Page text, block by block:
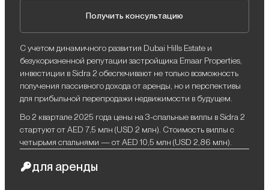
Получить консультацию
С учетом динамичного развития Dubai Hills Estate и
безукоризненной репутации застройщика Emaar Properties,
инвестиции в Sidra 2 обеспечивают не только возможность
получения пассивного дохода от аренды, но и перспективы
для прибыльной перепродажи недвижимости в будущем.
Во 2 квартале 2025 года цены на 3-спальные виллы в Sidra 2
стартуют от AED 7,5 млн (USD 2 млн). Стоимость виллы с
четырьмя спальнями — от AED 10,5 млн (USD 2,86 млн).
для аренды